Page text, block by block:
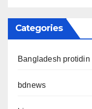
Categories
Bangladesh protidin
bdnews